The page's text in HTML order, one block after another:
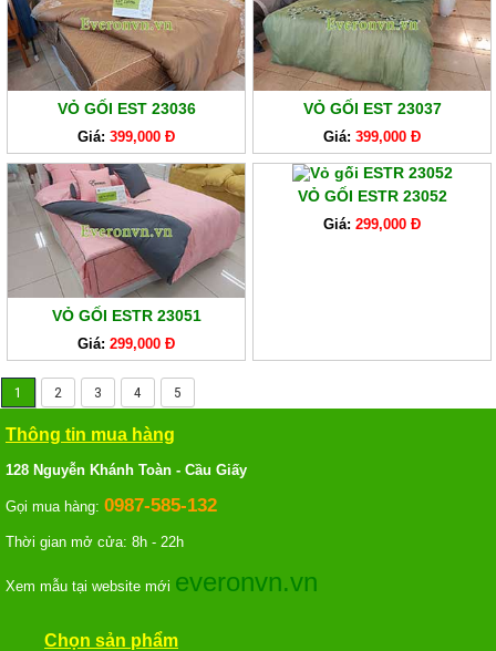
VỎ GỐI EST 23036
Giá: 399,000 Đ
VỎ GỐI EST 23037
Giá: 399,000 Đ
VỎ GỐI ESTR 23051
Giá: 299,000 Đ
VỎ GỐI ESTR 23052
Giá: 299,000 Đ
1 2 3 4 5
Thông tin mua hàng
128 Nguyễn Khánh Toàn - Cầu Giấy
Gọi mua hàng: 0987-585-132
Thời gian mở cửa: 8h - 22h
Xem mẫu tại website mới everonvn.vn
Chọn sản phẩm